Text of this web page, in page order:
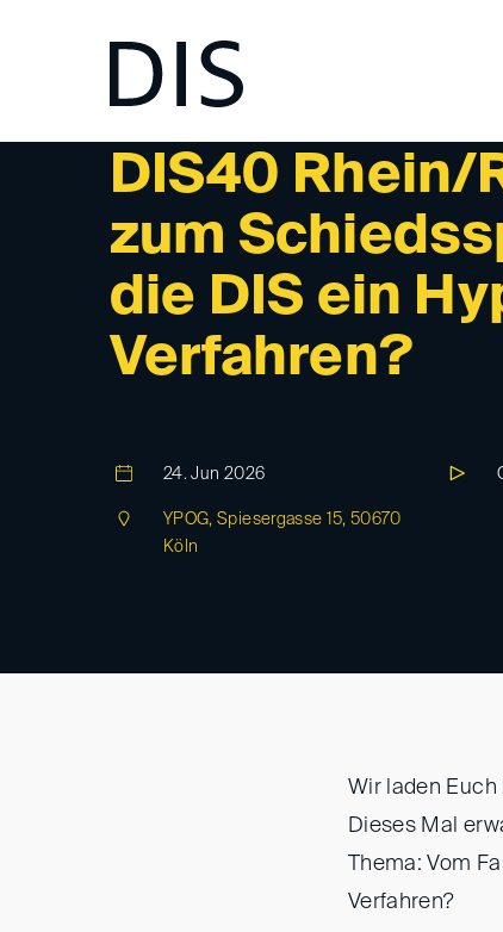
DIS40 Rhein/
zum
die DIS ein
Verfahren?
DIS40-EVENT
24. Jun 2026
YPOG, Spiesergasse 15, 50670
Köln
Wir laden
Dieses Mal
Thema: Vom
Verfahren?